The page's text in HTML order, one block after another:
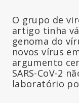
O grupo de
artigo tinha
genoma do
novos vírus
argumento
SARS-CoV-2
laboratório